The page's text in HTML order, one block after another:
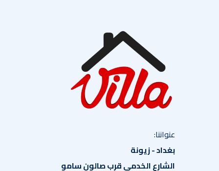
عنواننا:
بغداد - زيونة
الشارع الخدمي قرب صالون سامو